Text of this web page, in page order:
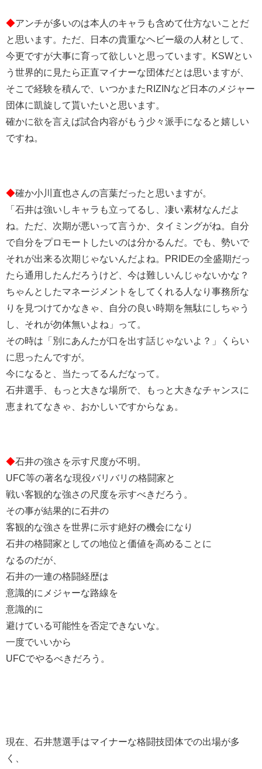
◆アンチが多いのは本人のキャラも含めて仕方ないことだ
と思います。ただ、日本の貴重なヘビー級の人材として、
今更ですが大事に育って欲しいと思っています。KSWとい
う世界的に見たら正直マイナーな団体だとは思いますが、
そこで経験を積んで、いつかまたRIZINなど日本のメジャー
団体に凱旋して貰いたいと思います。
確かに欲を言えば試合内容がもう少々派手になると嬉しい
ですね。
◆確か小川直也さんの言葉だったと思いますが。
「石井は強いしキャラも立ってるし、凄い素材なんだよ
ね。ただ、次期が悪いって言うか、タイミングがね。自分
で自分をプロモートしたいのは分かるんだ。でも、勢いで
それが出来る次期じゃないんだよね。PRIDEの全盛期だっ
たら通用したんだろうけど、今は難しいんじゃないかな？
ちゃんとしたマネージメントをしてくれる人なり事務所な
りを見つけてかなきゃ、自分の良い時期を無駄にしちゃう
し、それが勿体無いよね」って。
その時は「別にあんたが口を出す話じゃないよ？」くらい
に思ったんですが。
今になると、当たってるんだなって。
石井選手、もっと大きな場所で、もっと大きなチャンスに
恵まれてなきゃ、おかしいですからなぁ。
◆石井の強さを示す尺度が不明。
UFC等の著名な現役バリバリの格闘家と
戦い客観的な強さの尺度を示すべきだろう。
その事が結果的に石井の
客観的な強さを世界に示す絶好の機会になり
石井の格闘家としての地位と価値を高めることに
なるのだが、
石井の一連の格闘経歴は
意識的にメジャーな路線を
意識的に
避けている可能性を否定できないな。
一度でいいから
UFCでやるべきだろう。
現在、石井慧選手はマイナーな格闘技団体での出場が多
く、